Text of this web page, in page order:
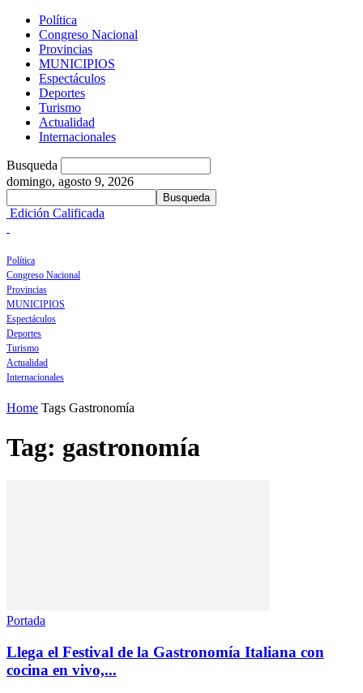
Política
Congreso Nacional
Provincias
MUNICIPIOS
Espectáculos
Deportes
Turismo
Actualidad
Internacionales
Busqueda
domingo, agosto 9, 2026
Edición Calificada
Política
Congreso Nacional
Provincias
MUNICIPIOS
Espectáculos
Deportes
Turismo
Actualidad
Internacionales
Home Tags Gastronomía
Tag: gastronomía
Portada
Llega el Festival de la Gastronomía Italiana con
cocina en vivo,...